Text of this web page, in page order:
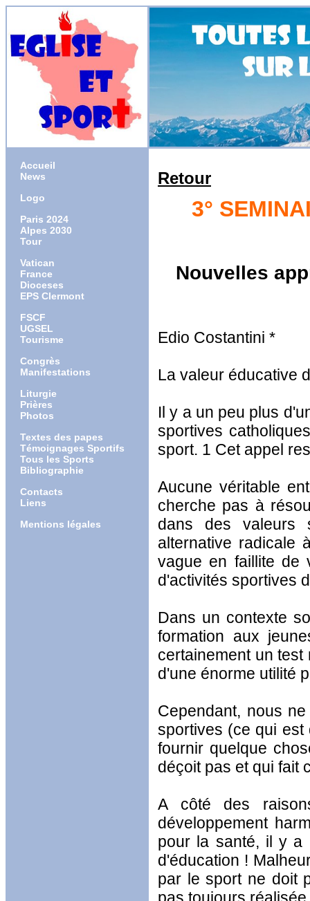
Accueil
News
Logo
Paris 2024
Alpes 2030
Tour
Vatican
France
Dioceses
EPS Clermont
FSCF
UGSEL
Tourisme
Congrès
Manifestations
Liturgie
Prières
Photos
Textes des papes
Témoignages Sportifs
Tous les Sports
Bibliographie
Contacts
Liens
Mentions légales
Retour
3°
Nouvelles
Edio Costantini *
La valeur éducative
Il y a un peu plus
sportives
sport. 1 Cet appel
Aucune véritable
cherche pas à
dans des valeurs
alternative radicale
vague en faillite de
d'activités sportives
Dans un contexte
formation aux
certainement un
d'une énorme utilité
Cependant, nous
sportives (ce qui est
fournir quelque
déçoit pas et qui fait
A côté des
développement
pour la santé, il y a
d'éducation !
par le sport ne doit